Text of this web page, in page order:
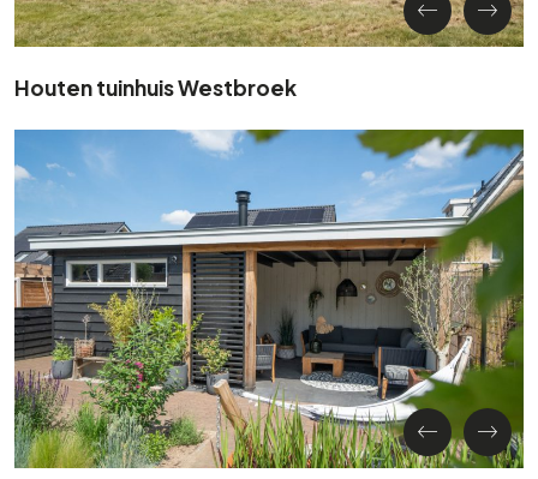
Houten tuinhuis Westbroek